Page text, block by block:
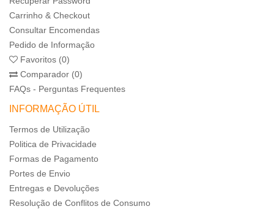
Carrinho & Checkout
Consultar Encomendas
Pedido de Informação
Favoritos (0)
Comparador (0)
FAQs - Perguntas Frequentes
INFORMAÇÃO ÚTIL
Termos de Utilização
Politica de Privacidade
Formas de Pagamento
Portes de Envio
Entregas e Devoluções
Resolução de Conflitos de Consumo